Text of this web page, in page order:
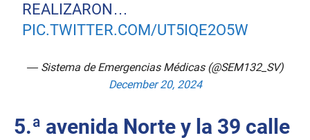
REALIZARON…
PIC.TWITTER.COM/UT5IQE2O5W
— Sistema de Emergencias Médicas (@SEM132_SV)
December 20, 2024
5.ª avenida Norte y la 39 calle